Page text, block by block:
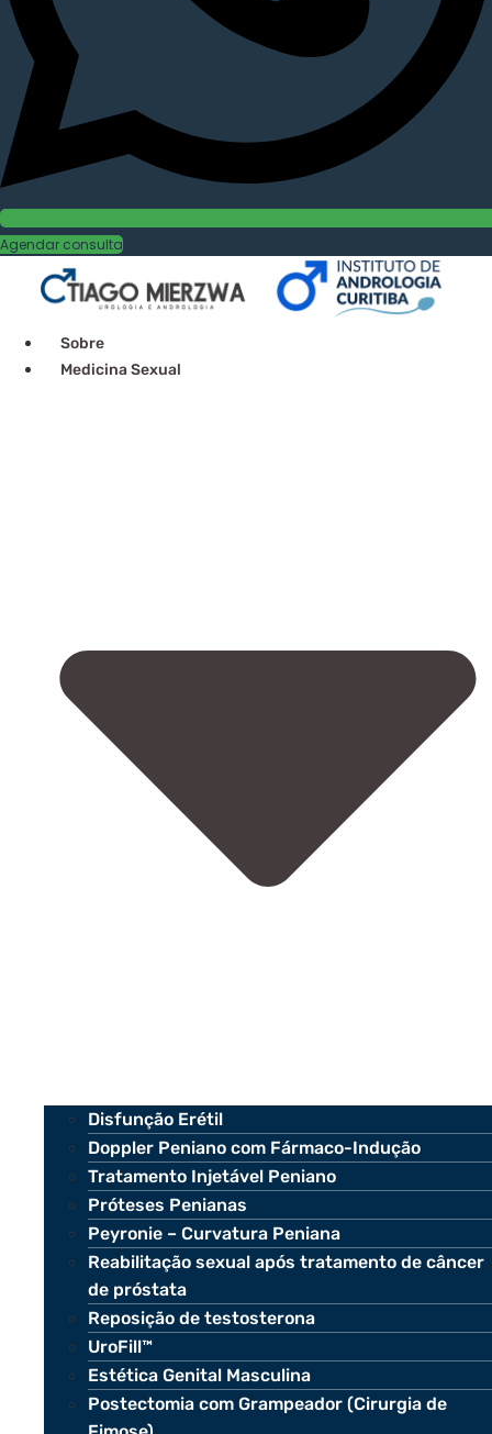
Agendar consulta
Sobre
Medicina Sexual
Disfunção Erétil
Doppler Peniano com Fármaco-Indução
Tratamento Injetável Peniano
Próteses Penianas
Peyronie – Curvatura Peniana
Reabilitação sexual após tratamento de câncer
de próstata
Reposição de testosterona
UroFill™
Estética Genital Masculina
Postectomia com Grampeador (Cirurgia de